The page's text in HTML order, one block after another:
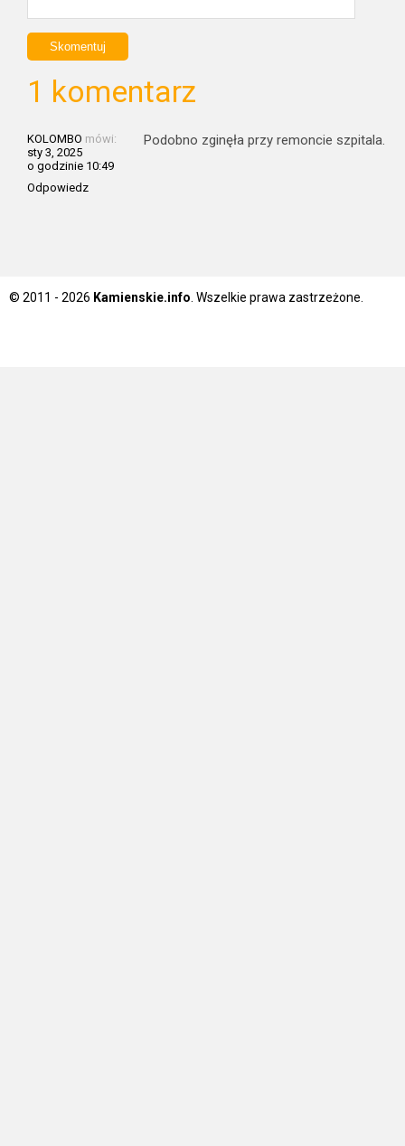
1 komentarz
KOLOMBO mówi:
sty 3, 2025
o godzinie 10:49
Odpowiedz
Podobno zginęła przy remoncie szpitala.
© 2011 - 2026 Kamienskie.info . Wszelkie prawa zastrzeżone.